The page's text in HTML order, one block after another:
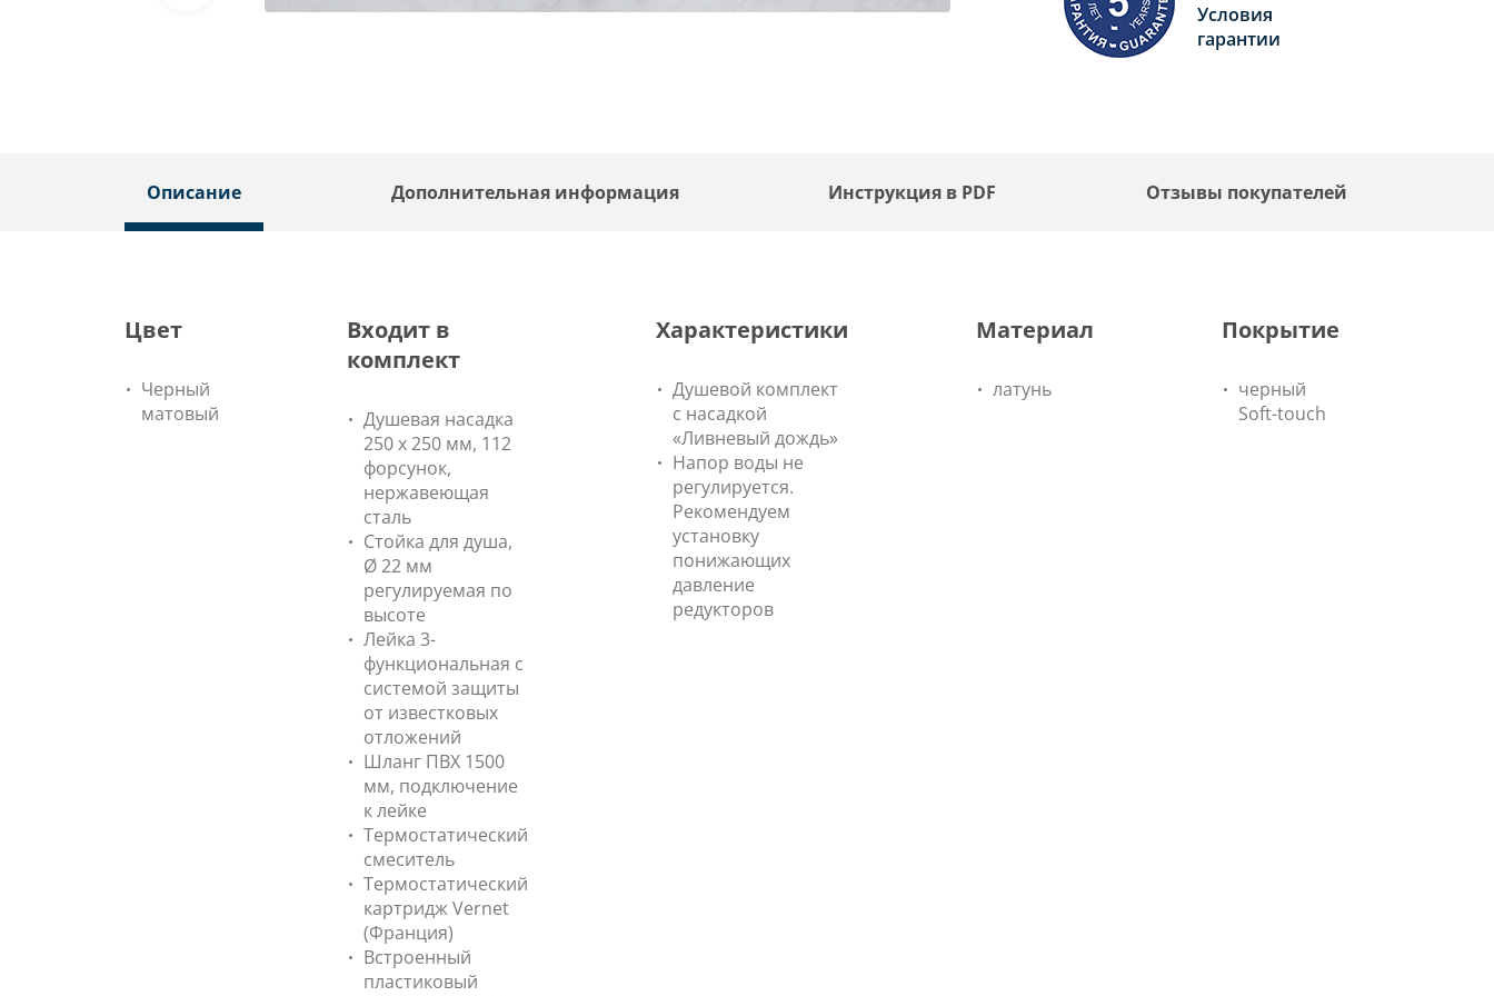
Условия
гарантии
Описание Дополнительная информация Инструкция в PDF Отзывы покупателей
Цвет
Черный
матовый
Входит в
комплект
Душевая насадка
250 x 250 мм, 112
форсунок,
нержавеющая
сталь
Стойка для душа,
Ø 22 мм
регулируемая по
высоте
Лейка 3-
функциональная с
системой защиты
от известковых
отложений
Шланг ПВХ 1500
мм, подключение
к лейке
Термостатический
смеситель
Термостатический
картридж Vernet
(Франция)
Встроенный
пластиковый
Характеристики
Душевой комплект
с насадкой
«Ливневый дождь»
Напор воды не
регулируется.
Рекомендуем
установку
понижающих
давление
редукторов
Материал
латунь
Покрытие
черный
Soft-touch